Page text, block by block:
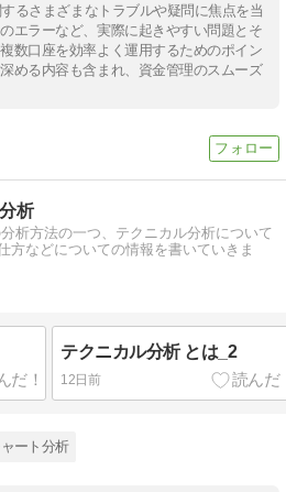
るさまざまなトラブルや疑問に焦点を当
エラーなど、実際に起きやすい問題とそ
数口座を効率よく運用するためのポイン
める内容も含まれ、資金管理のスムーズ
析
析方法の一つ、テクニカル分析について
方などについての情報を書いていきま
テクニカル分析 とは_2
12日前
ート分析